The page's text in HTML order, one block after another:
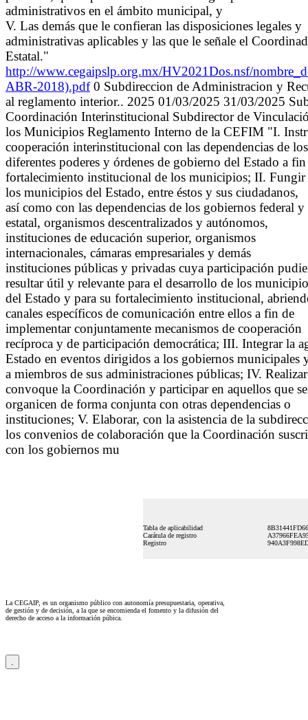
administrativos en el ámbito municipal, y
V. Las demás que le confieran las disposiciones legales y
administrativas aplicables y las que le señale el
Estatal."
http://www.cegaipslp.org.mx/HV2021Dos.nsf/
ABR-2018).pdf0 Subdireccion de Administracion y
al reglamento interior.. 2025 01/03/2025 31/03/2025
Coordinación Interinstitucional Subdirector de
los Municipios Reglamento Interno de la CEFIM "I.
cooperación interinstitucional con las dependencias de los
diferentes poderes y órdenes de gobierno del Estado a
fortalecimiento institucional de los municipios; II. Fungir
los municipios del Estado, entre éstos y sus ciudadanos,
así como con las dependencias de los gobiernos federal y
estatal, organismos descentralizados y autónomos,
instituciones de educación superior, organismos
internacionales, cámaras empresariales y demás
instituciones públicas y privadas cuya participación
resultar útil y relevante para el desarrollo de los
del Estado y para su fortalecimiento institucional,
canales específicos de comunicación entre ellos a fin de
implementar conjuntamente mecanismos de cooperación
recíproca y de participación democrática; III. Integrar la
Estado en eventos dirigidos a los gobiernos municipales
a miembros de sus administraciones públicas; IV.
convoque la Coordinación y participar en aquellos que se
organicen de forma conjunta con otras dependencias o
instituciones; V. Elaborar, con la asistencia de la
los convenios de colaboración que la Coordinación
con los gobiernos mu
Tabla de aplicabilidad
Carátula de registro
Registro
La CEGAIP, es un organismo público con autonomía presupuestaria, operativa,
de gestión y de decisión, a la que se encomienda el fomento y la difusión del
derecho de acceso a la información púbica.